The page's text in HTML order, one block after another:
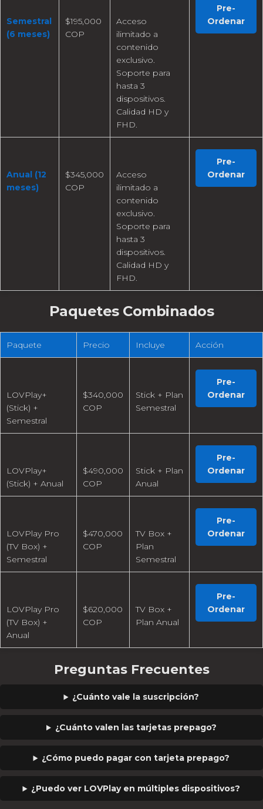
Semestral
(6 meses)
$195,000
COP
Acceso
ilimitado a
contenido
exclusivo.
Soporte para
hasta 3
dispositivos.
Calidad HD y
FHD.
Pre-
Ordenar
Anual (12
meses)
$345,000
COP
Acceso
ilimitado a
contenido
exclusivo.
Soporte para
hasta 3
dispositivos.
Calidad HD y
FHD.
Pre-
Ordenar
Paquetes Combinados
Paquete Precio Incluye Acción
LOVPlay+
(Stick) +
Semestral
$340,000
COP
Stick + Plan
Semestral
Pre-
Ordenar
LOVPlay+
(Stick) + Anual
$490,000
COP
Stick + Plan
Anual
Pre-
Ordenar
LOVPlay Pro
(TV Box) +
Semestral
$470,000
COP
TV Box +
Plan
Semestral
Pre-
Ordenar
LOVPlay Pro
(TV Box) +
Anual
$620,000
COP
TV Box +
Plan Anual
Pre-
Ordenar
Preguntas Frecuentes
¿Cuánto vale la suscripción?
¿Cuánto valen las tarjetas prepago?
¿Cómo puedo pagar con tarjeta prepago?
¿Puedo ver LOVPlay en múltiples dispositivos?